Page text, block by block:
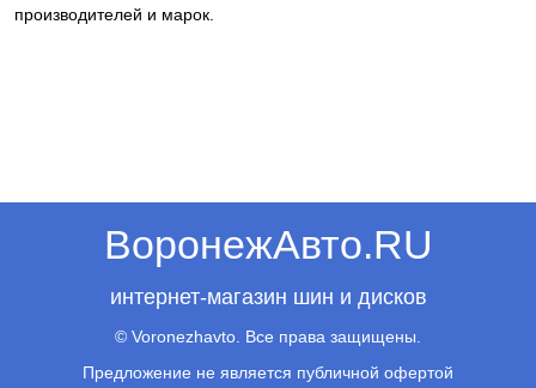
производителей и марок.
ВоронежАвто.RU
интернет-магазин шин и дисков
© Voronezhavto. Все права защищены.
Предложение не является публичной офертой